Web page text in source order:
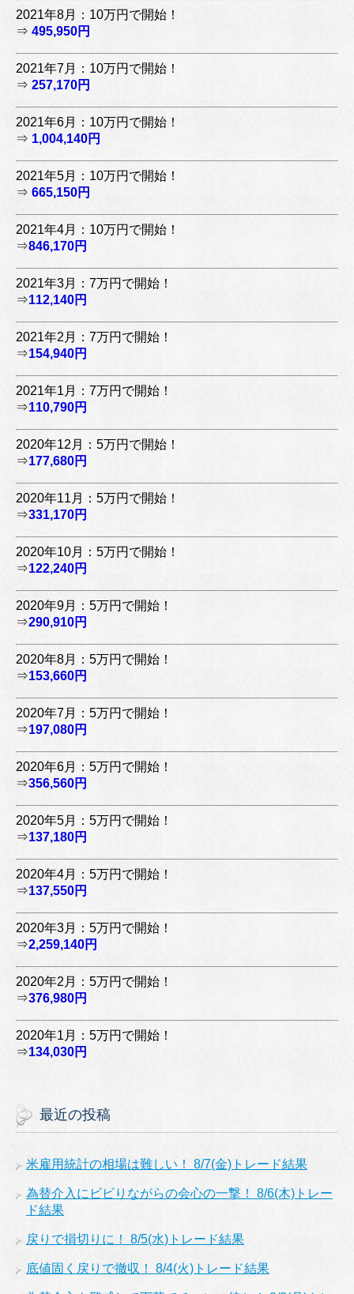
2021年8月：10万円で開始！
⇒ 495,950円
2021年7月：10万円で開始！
⇒ 257,170円
2021年6月：10万円で開始！
⇒ 1,004,140円
2021年5月：10万円で開始！
⇒ 665,150円
2021年4月：10万円で開始！
⇒846,170円
2021年3月：7万円で開始！
⇒112,140円
2021年2月：7万円で開始！
⇒154,940円
2021年1月：7万円で開始！
⇒110,790円
2020年12月：5万円で開始！
⇒177,680円
2020年11月：5万円で開始！
⇒331,170円
2020年10月：5万円で開始！
⇒122,240円
2020年9月：5万円で開始！
⇒290,910円
2020年8月：5万円で開始！
⇒153,660円
2020年7月：5万円で開始！
⇒197,080円
2020年6月：5万円で開始！
⇒356,560円
2020年5月：5万円で開始！
⇒137,180円
2020年4月：5万円で開始！
⇒137,550円
2020年3月：5万円で開始！
⇒2,259,140円
2020年2月：5万円で開始！
⇒376,980円
2020年1月：5万円で開始！
⇒134,030円
最近の投稿
米雇用統計の相場は難しい！ 8/7(金)トレード結果
為替介入にビビりながらの会心の一撃！ 8/6(木)トレー
ド結果
戻りで損切りに！ 8/5(水)トレード結果
底値固く戻りで撤収！ 8/4(火)トレード結果